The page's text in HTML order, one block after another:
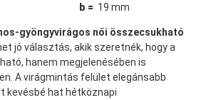
b = 19 mm
gyöngyvirágos női összecsukható
jó választás, akik szeretnék, hogy a
hanem megjelenésében is
A virágmintás felület elegánsabb
kevésbé hat hétköznapi